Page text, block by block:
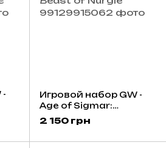
-
-
Игровой набор GW -
Age of Sigmar:
Maggotkin of Nurgle -
Beast of Nurgle
2 150 грн